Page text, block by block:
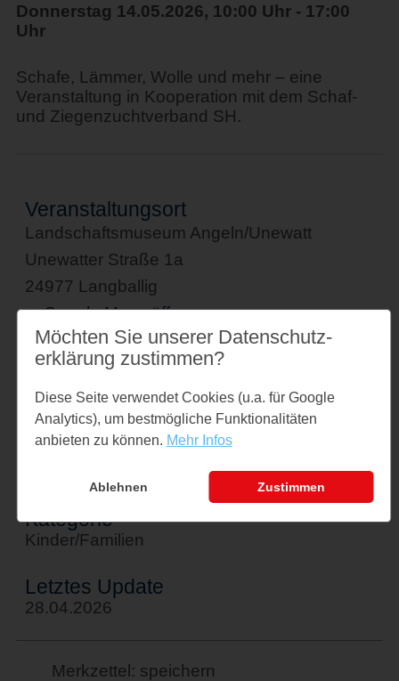
Donnerstag 14.05.2026, 10:00 Uhr - 17:00
Uhr
Schafe, Lämmer, Wolle und mehr – eine
Veranstaltung in Kooperation mit dem Schaf-
und Ziegenzuchtverband SH.
Veranstaltungsort
Landschaftsmuseum Angeln/Unewatt
Unewatter Straße 1a
24977 Langballig
↪ Google Maps öffnen
Kontakt
Tel: 04636 - 1021
Veranstalter
Landschaftsmuseum Angeln/Unewatt
Kategorie
Kinder/Familien
Letztes Update
28.04.2026
Merkzettel: speichern
Möchten Sie unserer Datenschutz­
erklärung zustimmen?
Diese Seite verwendet Cookies (u.a. für Google
Analytics), um bestmögliche Funktionalitäten
anbieten zu können. Mehr Infos
Ablehnen Zustimmen